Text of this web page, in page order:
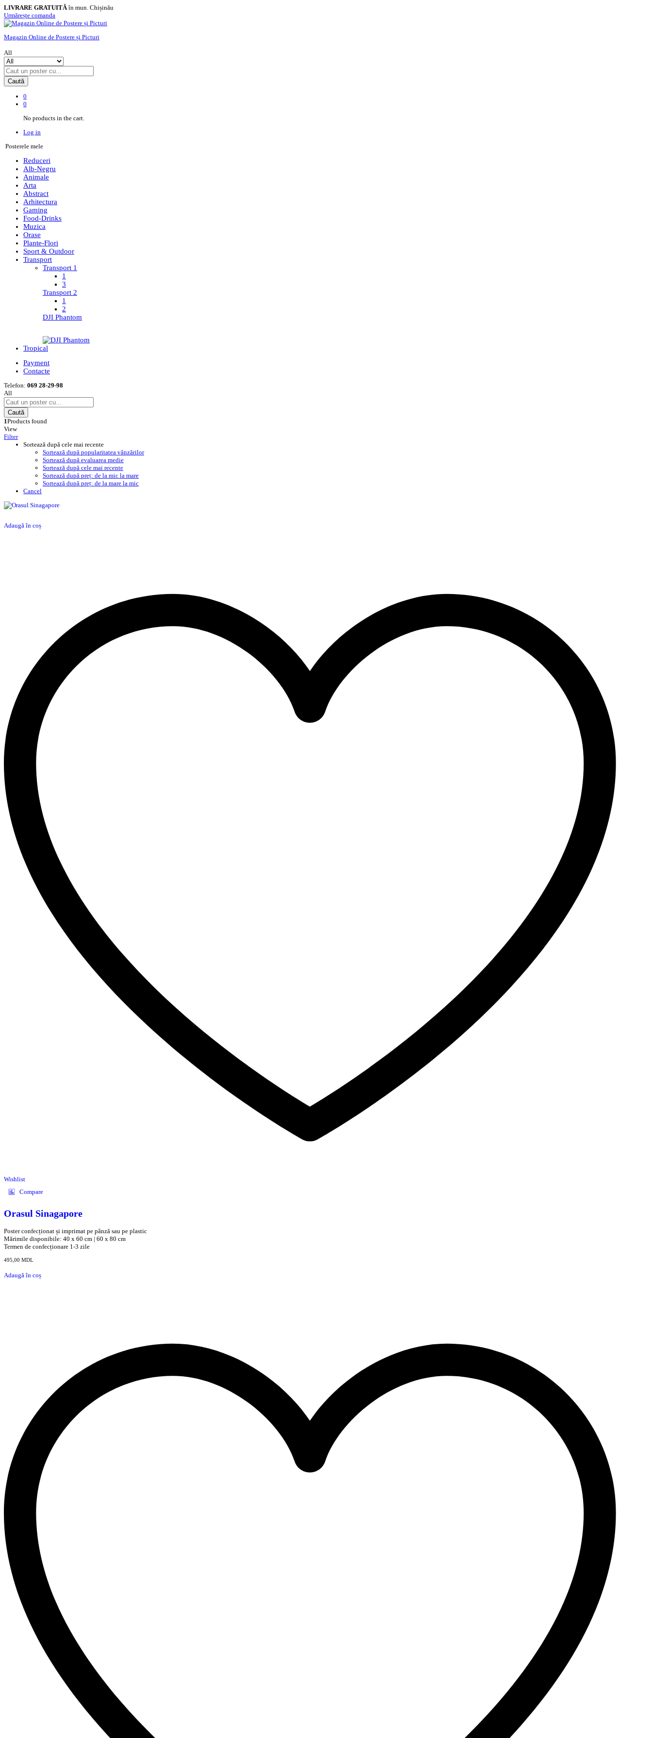
LIVRARE GRATUITĂîn mun. Chișinău
Urmărește comanda
Magazin Online de Postere și Picturi
All
Caută
0
0
No products in the cart.
Log in
Posterele mele
Reduceri
Alb-Negru
Animale
Arta
Abstract
Arhitectura
Gaming
Food-Drinks
Muzica
Orase
Plante-Flori
Sport & Outdoor
Transport
Transport 1
1
3
Transport 2
1
2
DJI Phantom
Tropical
Payment
Contacte
Telefon: 069 28-29-98
All
Caută
1Products found
View
Filter
Sortează după cele mai recente
Sortează după popularitatea vânzărilor
Sortează după evaluarea medie
Sortează după cele mai recente
Sortează după preț: de la mic la mare
Sortează după preț: de la mare la mic
Cancel
Adaugă în coș
Wishlist
Compare
Orasul Sinagapore
Poster confecționat și imprimat pe pânză sau pe plastic
Mărimile disponibile: 40 x 60 cm | 60 x 80 cm
Termen de confecționare 1-3 zile
495,00 MDL
Adaugă în coș